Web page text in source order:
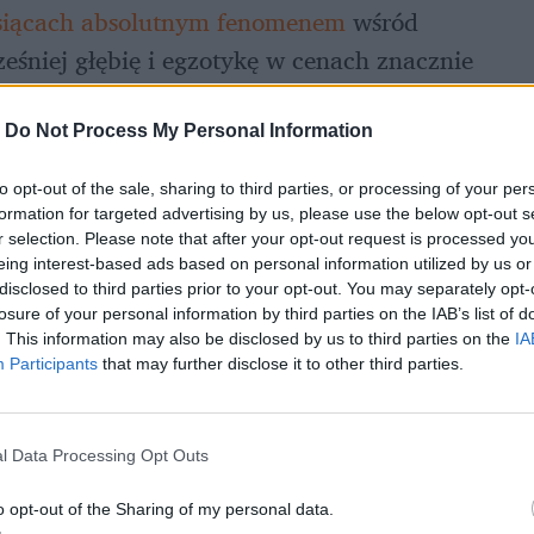
Do Not Process My Personal Information
opt-out of the sale, sharing to third parties, or processing of your
for targeted advertising by us, please use the below opt-out
selection. Please note that after your opt-out request is processed
interest-based ads based on personal information utilized by us
to third parties prior to your opt-out. You may separately
of your personal information by third parties on the IAB’s list of
This information may also be disclosed by us to third parties on the
Participants that may further disclose it to other third parties.
Data Processing Opt Outs
opt-out of the Sharing of my personal data.
absolutnym fenomenem wśród
głębię i egzotykę w cenach znacznie
niższych niż te, do których przyzwyczaiły nas luksusowe marki. Teraz jednak popularny
alternatywę dla jednej z najbardziej
Jeśli chcesz cieszyć się
modnym
może okazać się strzałem w dziesiątkę.